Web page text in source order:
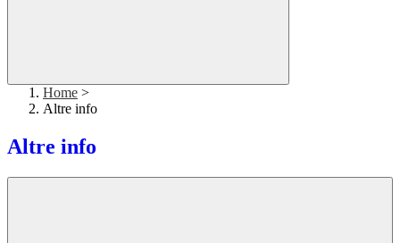
Home >
Altre info
Altre info